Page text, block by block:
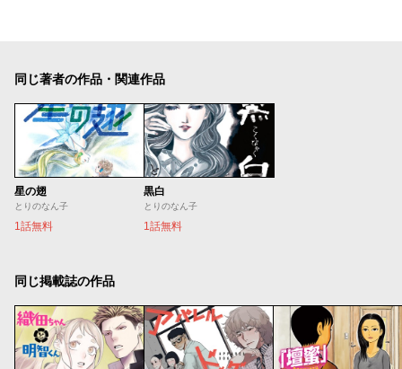
同じ著者の作品・関連作品
星の翅
とりのなん子
1話無料
黒白
とりのなん子
1話無料
同じ掲載誌の作品